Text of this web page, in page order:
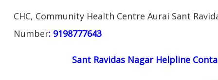
CHC, Community Health Centre Aurai Sant
Number: 9198777643
Sant Ravidas Nagar Helpline